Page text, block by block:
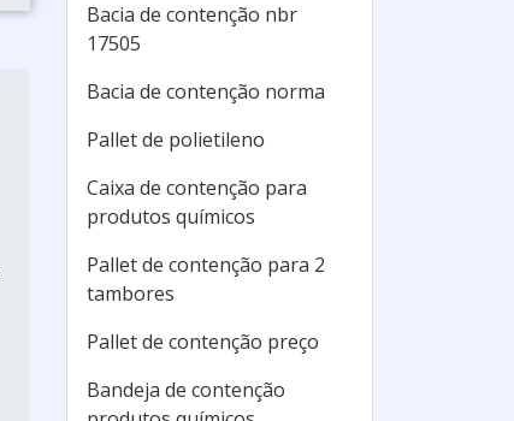
Bacia de contenção nbr
17505
Bacia de contenção norma
Pallet de polietileno
Caixa de contenção para
produtos químicos
Pallet de contenção para 2
tambores
Pallet de contenção preço
Bandeja de contenção